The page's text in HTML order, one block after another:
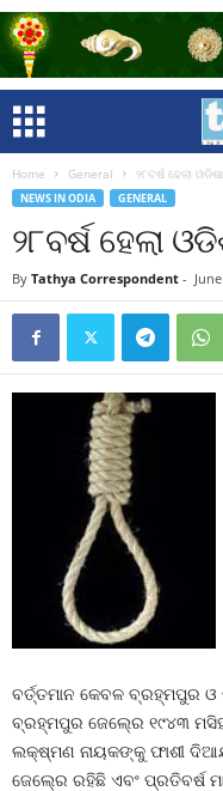
Home General ୨୮ବର୍ଷ ହେଲା
NEWS IN ODIA GENERAL
୨୮ବର୍ଷ ହେଲା
By Tathya Correspondent -
ବର୍ତ୍ତମାନ କେବଳ ବ୍ରହ୍ମପୁର
ବ୍ରହ୍ମପୁର ଜେଲ୍‍ରେ ୧୯୪୩
ଲକ୍ଷ୍ମଣ ନାୟକଙ୍କୁ ଫାଶୀ
ଜେଲ୍‍ରେ ରହିଛି ଏବଂ ପ୍ରତିବର୍ଷ